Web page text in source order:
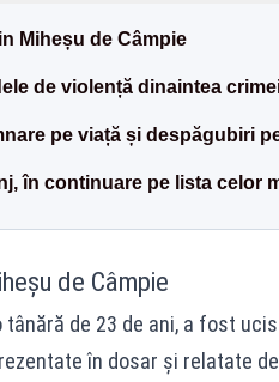
Miheșu de Câmpie
de violență dinaintea
pe viață și despăgubiri
în continuare pe lista celor
de Câmpie
tânără de 23 de ani, a fost
în dosar și relatate